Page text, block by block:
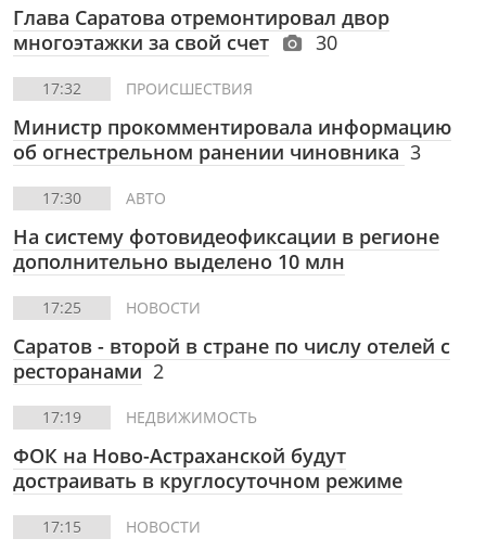
Глава Саратова отремонтировал двор
многоэтажки за свой счет
30
17:32 ПРОИСШЕСТВИЯ
Министр прокомментировала информацию
об огнестрельном ранении чиновника 3
17:30 АВТО
На систему фотовидеофиксации в регионе
дополнительно выделено 10 млн
17:25 НОВОСТИ
Саратов - второй в стране по числу отелей с
ресторанами 2
17:19 НЕДВИЖИМОСТЬ
ФОК на Ново-Астраханской будут
достраивать в круглосуточном режиме
17:15 НОВОСТИ